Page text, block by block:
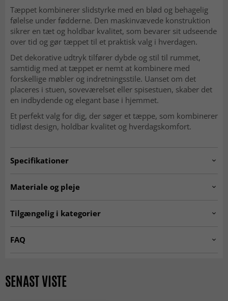
Tæppet kombinerer slidstyrke med en blød og behagelig
følelse under fødderne. Den maskinvævede konstruktion
sikrer en tæt og holdbar kvalitet, som bevarer sit udseende
over tid og gør tæppet til et praktisk valg i hverdagen.
Det dekorative udtryk tilfører dybde og stil til rummet,
samtidig med at tæppet er nemt at kombinere med
forskellige møbler og indretningsstile. Uanset om det
placeres i stuen, soveværelset eller spisestuen, skaber det
en indbydende og elegant base i hjemmet.
Et perfekt valg for dig, der søger et tæppe, som kombinerer
tidløst design, holdbar kvalitet og hverdagskomfort.
Specifikationer
Størrelser
Egenskaber
Materiale og pleje
MATERIALE
nemt at holde rent og fri for pletter, da polyester er en
Tilgængelig i kategorier
Luxury ☆
Tæpper 160x230 cm
FAQ
indbydende under fødderne.
SENAST VISTE